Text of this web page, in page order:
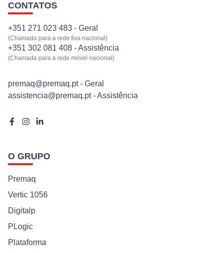
CONTACTOS
CONTATOS
+351 271 023 483 - Geral
(Chamada para a rede fixa nacional)
+351 302 081 408 - Assistência
(Chamada para a rede móvel nacional)
premaq@premaq.pt - Geral
assistencia@premaq.pt - Assistência
O GRUPO
Premaq
Vertic 1056
Digitalp
PLogic
Plataforma